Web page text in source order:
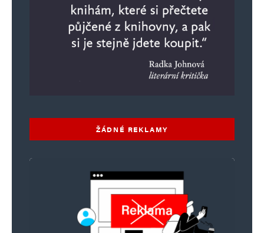
ŽÁDNÉ REKLAMY